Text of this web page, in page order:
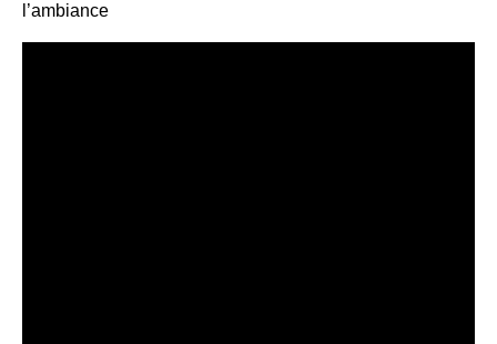
l’ambiance